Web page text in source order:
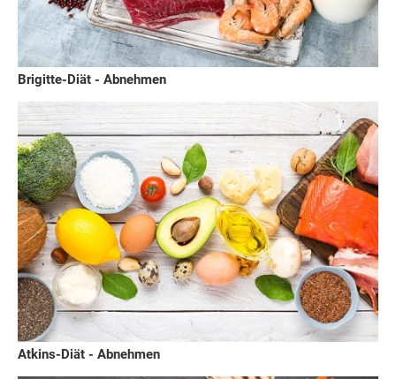
Brigitte-Diät - Abnehmen
Atkins-Diät - Abnehmen